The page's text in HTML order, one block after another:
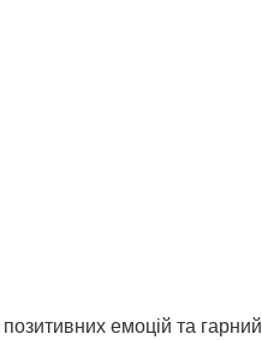
емоцій та